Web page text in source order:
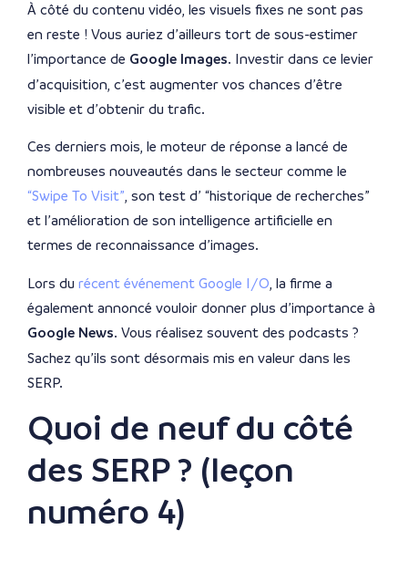
À côté du contenu vidéo, les visuels fixes ne sont pas
en reste ! Vous auriez d’ailleurs tort de sous-estimer
l’importance de Google Images. Investir dans ce levier
d’acquisition, c’est augmenter vos chances d’être
visible et d’obtenir du trafic.
Ces derniers mois, le moteur de réponse a lancé de
nombreuses nouveautés dans le secteur comme le
“Swipe To Visit” , son test d’ “historique de recherches”
et l’amélioration de son intelligence artificielle en
termes de reconnaissance d’images.
Lors du récent événement Google I/O , la firme a
également annoncé vouloir donner plus d’importance à
Google News. Vous réalisez souvent des podcasts ?
Sachez qu’ils sont désormais mis en valeur dans les
SERP.
Quoi de neuf du côté
des SERP ? (leçon
numéro 4)